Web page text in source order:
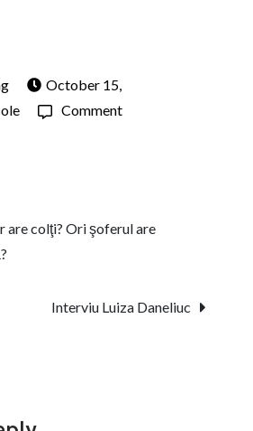
October 15,
Commenton
ca
sufere?
are colţi? Ori şoferul are
Interviu Luiza Daneliuc